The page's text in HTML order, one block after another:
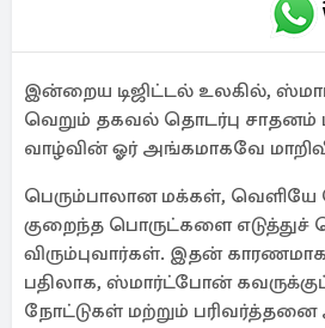
இன்றைய டிஜிட்டல் உலகில்,
வெறும் தகவல் தொடர்பு சாதனம்
வாழ்வின் ஓர் அங்கமாகவே
பெரும்பாலான மக்கள், வெளியே
குறைந்த பொருட்களை எடுத்துச்
விரும்புவார்கள். இதன்
பதிலாக, ஸ்மார்ட்போன்
நோட்டுகள் மற்றும்